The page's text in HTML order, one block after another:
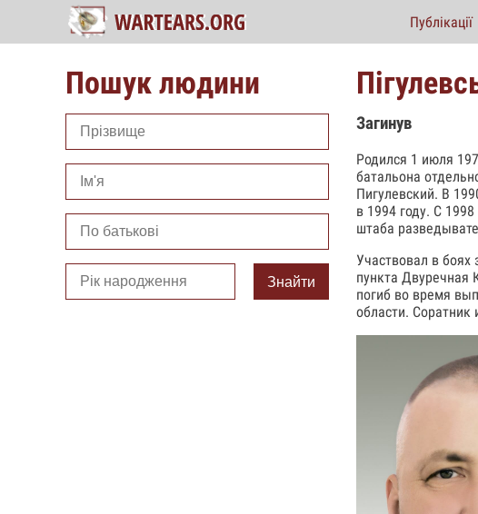
Публікації
Пошук людини
Знайти
Загинув
Родился 1 июля
батальона
Пигулевский. В
в 1994 году. С
штаба
Участвовал в боях
пункта Двуречная
погиб во время
области. Соратник